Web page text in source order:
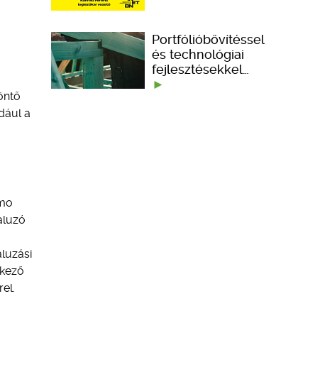
a
Portfólióbővítéssel
és technológiai
fejlesztésekkel…